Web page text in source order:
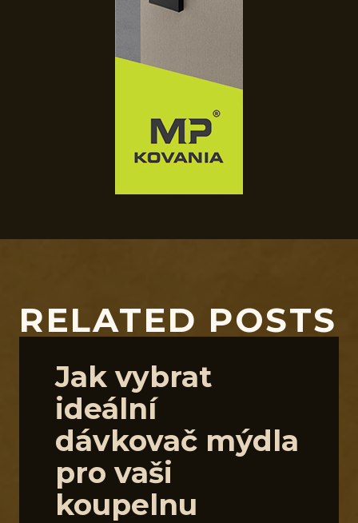
RELATED POSTS
Jak vybrat
ideální
dávkovač mýdla
pro vaši
koupelnu